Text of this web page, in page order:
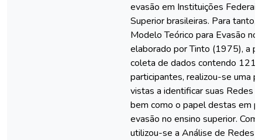
evasão em Instituições
Superior brasileiras. Para tanto,
Modelo Teórico para Evasão no
elaborado por Tinto (1975), a
coleta de dados contendo
participantes, realizou-se uma
vistas a identificar suas Redes
bem como o papel destas em
evasão no ensino superior.
utilizou-se a Análise de Redes